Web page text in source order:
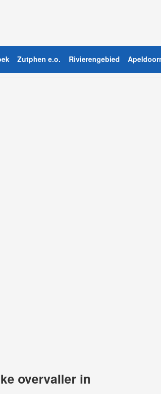
Zutphen e.o. Rivierengebied
overvaller in